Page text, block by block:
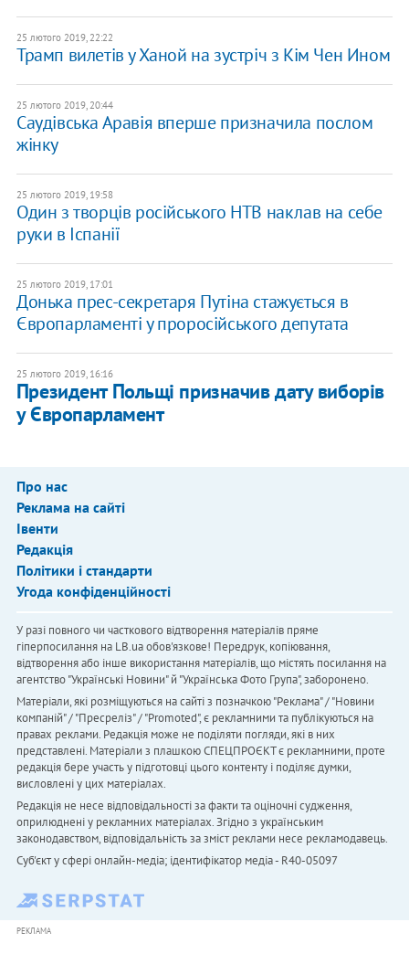
25 лютого 2019, 22:22
Трамп вилетів у Ханой на зустріч з Кім Чен Ином
25 лютого 2019, 20:44
Саудівська Аравія вперше призначила послом
жінку
25 лютого 2019, 19:58
Один з творців російського НТВ наклав на себе
руки в Іспанії
25 лютого 2019, 17:01
Донька прес-секретаря Путіна стажується в
Європарламенті у проросійського депутата
25 лютого 2019, 16:16
Президент Польщі призначив дату виборів
у Європарламент
Про нас
Реклама на сайті
Івенти
Редакція
Політики і стандарти
Угода конфіденційності
У разі повного чи часткового відтворення матеріалів пряме
гіперпосилання на LB.ua обов'язкове! Передрук, копіювання,
відтворення або інше використання матеріалів, що містять посилання на
агентство "Українськi Новини" й "Українська Фото Група", заборонено.
Матеріали, які розміщуються на сайті з позначкою "Реклама" / "Новини
компаній" / "Пресреліз" / "Promoted", є рекламними та публікуються на
правах реклами. Редакція може не поділяти погляди, які в них
представлені. Матеріали з плашкою СПЕЦПРОЄКТ є рекламними, проте
редакція бере участь у підготовці цього контенту і поділяє думки,
висловлені у цих матеріалах.
Редакція не несе відповідальності за факти та оціночні судження,
оприлюднені у рекламних матеріалах. Згідно з українським
законодавством, відповідальність за зміст реклами несе рекламодавець.
Cуб'єкт у сфері онлайн-медіа; ідентифікатор медіа - R40-05097
РЕКЛАМА